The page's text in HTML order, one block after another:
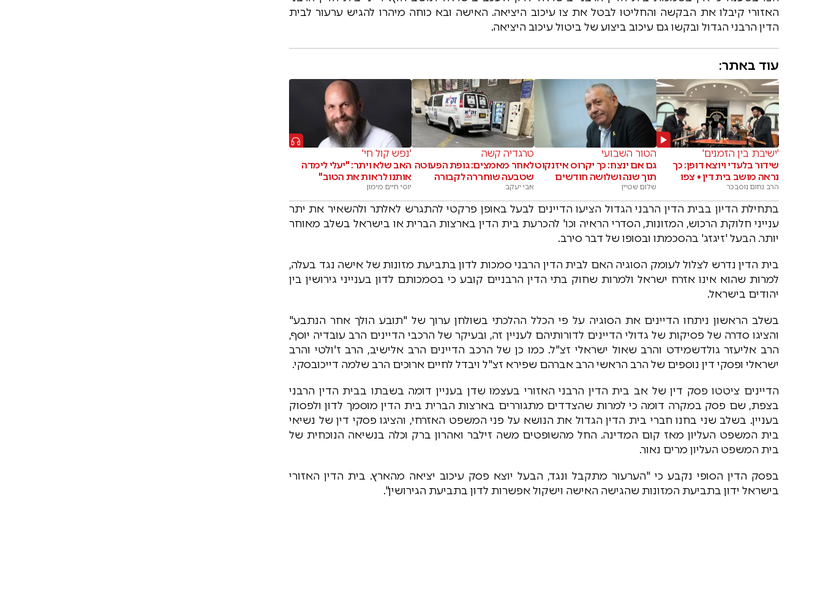
האזורי קיבלו את הבקשה והחליטו לבטל את צו עיכוב היציאה. האישה ובא כוחה מיהרו להגיש ערעור לבית
הדין הרבני הגדול ובקשו גם עיכוב ביצוע של ביטול עיכוב היציאה.
עוד באתר:
'ישיבת בין הזמנים'
שידור בלעדי ויוצא דופן: כך
נראה מושב בית דין • צפו
הרב נחום נוסבכר
הטור השבועי
גם אם ינצח: כך יקרוס איזנקוט
תוך שנה ושלושה חודשים
שלום שטיין
טרגדיה קשה
לאחר מאמצים: גופת הפעוטה
שטבעה שוחררה לקבורה
אבי יעקב
'נפש קול חי'
האב שלא ויתר: "יעלי לימדה
אותנו לראות את הטוב"
יוסי חיים מימון
בתחילת הדיון בבית הדין הרבני הגדול הציעו הדיינים לבעל באופן פרקטי להתגרש לאלתר ולהשאיר את יתר
ענייני חלוקת הרכוש, המזונות, הסדרי הראיה וכו' להכרעת בית הדין בארצות הברית או בישראל בשלב מאוחר
יותר. הבעל 'זיגזג' בהסכמתו ובסופו של דבר סירב.
בית הדין נדרש לצלול לעומק הסוגיה האם לבית הדין הרבני סמכות לדון בתביעת מזונות של אישה נגד בעלה,
למרות שהוא אינו אזרח ישראל ולמרות שחוק בתי הדין הרבניים קובע כי בסמכותם לדון בענייני גירושין בין
יהודים בישראל.
בשלב הראשון ניתחו הדיינים את הסוגיה על פי הכלל ההלכתי בשולחן ערוך של "תובע הולך אחר הנתבע"
והציגו סדרה של פסיקות של גדולי הדיינים לדורותיהם לעניין זה, ובעיקר של הרכבי הדיינים הרב עובדיה יוסף,
הרב אליעזר גולדשמידט והרב שאול ישראלי זצ"ל. כמו כן של הרכב הדיינים הרב אלישיב, הרב ז'ולטי והרב
ישראלי ופסקי דין נוספים של הרב הראשי הרב אברהם שפירא זצ"ל ויבדל לחיים ארוכים הרב שלמה דייכובסקי.
הדיינים ציטטו פסק דין של אב בית הדין הרבני האזורי בעצמו שדן בעניין דומה בשבתו בבית הדין הרבני
בצפת, שם פסק במקרה דומה כי למרות שהצדדים מתגוררים בארצות הברית בית הדין מוסמך לדון ולפסוק
בעניין. בשלב שני בחנו חברי בית הדין הגדול את הנושא על פני המשפט האזרחי, והציגו פסקי דין של נשיאי
בית המשפט העליון מאז קום המדינה. החל מהשופטים משה זילבר ואהרון ברק וכלה בנשיאה הנוכחית של
בית המשפט העליון מרים נאור.
בפסק הדין הסופי נקבע כי "הערעור מתקבל ונגד, הבעל יוצא פסק עיכוב יציאה מהארץ. בית הדין האזורי
בישראל ידון בתביעת המזונות שהגישה האישה וישקול אפשרות לדון בתביעת הגירושין".